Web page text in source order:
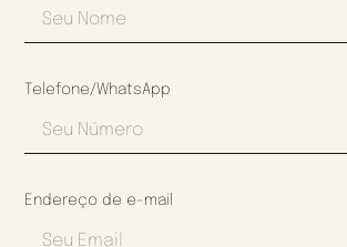
Telefone/WhatsApp
Endereço de e-mail